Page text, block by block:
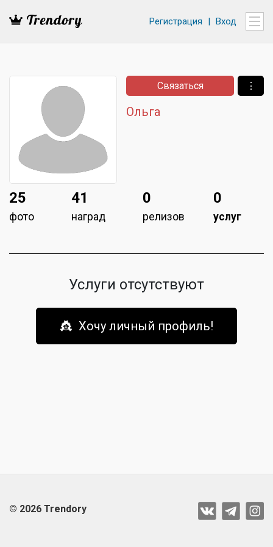
Регистрация | Вход
Ольга
Связаться ⋮
25
фото
41
наград
0
релизов
0
услуг
Услуги отсутствуют
👸 Хочу личный профиль!
© 2026 Trendory